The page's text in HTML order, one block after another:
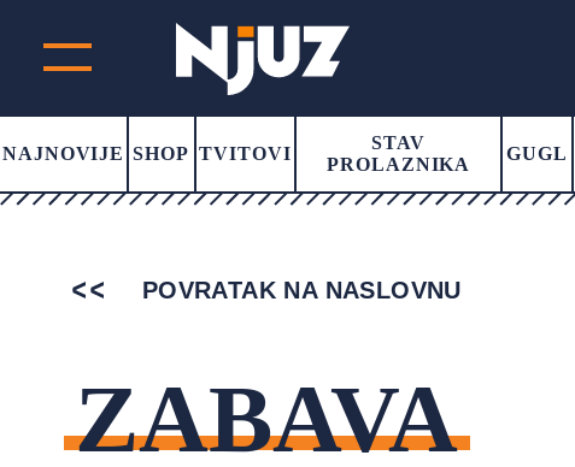
NAJNOVIJE SHOP TVITOVI
STAV
PROLAZNIKA
GUGL
POVRATAK NA NASLOVNU
ZABAVA